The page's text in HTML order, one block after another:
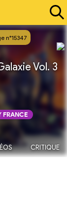
n°15347
Vol. 3
FRANCE
CRITIQUE